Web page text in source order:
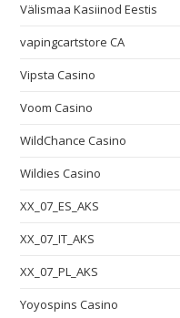
Välismaa Kasiinod Eestis
vapingcartstore CA
Vipsta Casino
Voom Casino
WildChance Casino
Wildies Casino
XX_07_ES_AKS
XX_07_IT_AKS
XX_07_PL_AKS
Yoyospins Casino